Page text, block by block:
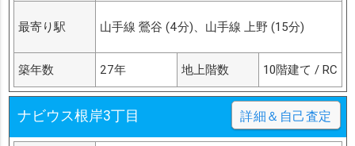
最寄り駅 山手線 鶯谷 (4分)、山手線 上野 (15分)
築年数 27年 地上階数 10階建て / RC
ナビウス根岸3丁目 詳細＆自己査定